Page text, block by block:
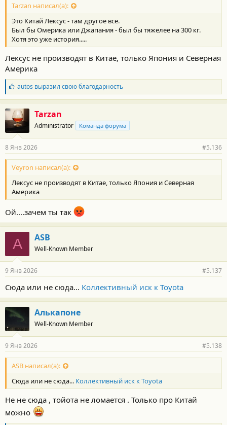
Tarzan написал(а):
Это Китай Лексус - там другое все.
Был бы Омерика или Джапания - был бы тяжелее на 300 кг.
Хотя это уже история.....
Лексус не производят в Китае, только Япония и Северная
Америка
Б
л
а
г
о
д
а
н
о
с
и
:
autos выразил свою благодарность
Tarzan
Administrator Команда форума
8 Янв 2026 #5.136
Veyron написал(а):
Лексус не производят в Китае, только Япония и Северная
Америка
Ой....зачем ты так
A ASB
Well-Known Member
9 Янв 2026 #5.137
Сюда или не сюда... Коллективный иск к Toyota
Алькапоне
Well-Known Member
9 Янв 2026 #5.138
ASB написал(а):
Сюда или не сюда... Коллективный иск к Toyota
Не не сюда , тойота не ломается . Только про Китай
можно